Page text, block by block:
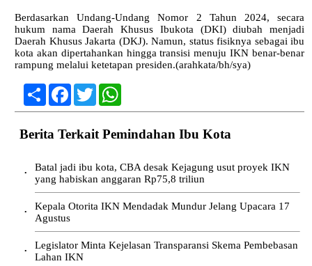
Berdasarkan Undang-Undang Nomor 2 Tahun 2024, secara
hukum nama Daerah Khusus Ibukota (DKI) diubah menjadi
Daerah Khusus Jakarta (DKJ). Namun, status fisiknya sebagai ibu
kota akan dipertahankan hingga transisi menuju IKN benar-benar
rampung melalui ketetapan presiden.(arahkata/bh/sya)
ShareFacebook
TwitterWhatsApp
Berita Terkait Pemindahan Ibu Kota
•
Batal jadi ibu kota, CBA desak Kejagung usut proyek IKN
yang habiskan anggaran Rp75,8 triliun
•
Kepala Otorita IKN Mendadak Mundur Jelang Upacara 17
Agustus
•
Legislator Minta Kejelasan Transparansi Skema Pembebasan
Lahan IKN